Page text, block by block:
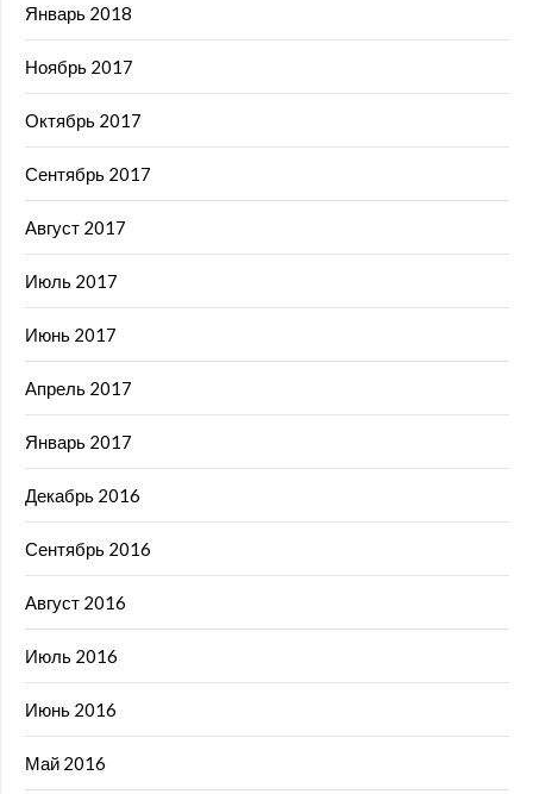
Январь 2018
Ноябрь 2017
Октябрь 2017
Сентябрь 2017
Август 2017
Июль 2017
Июнь 2017
Апрель 2017
Январь 2017
Декабрь 2016
Сентябрь 2016
Август 2016
Июль 2016
Июнь 2016
Май 2016